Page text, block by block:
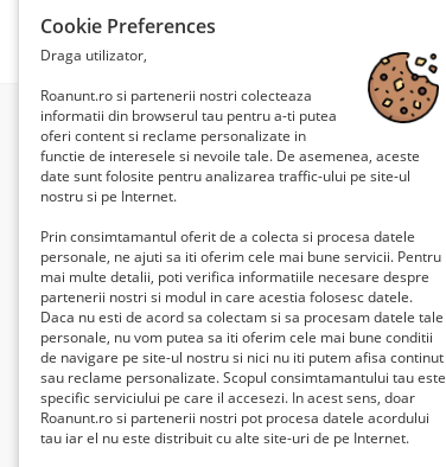
Acceda
Mobil: +40722327570
Cookie Preferences
Draga utilizator,
Roanunt.ro si partenerii nostri colecteaza
informatii din browserul tau pentru a-ti putea
oferi content si reclame personalizate in
functie de interesele si nevoile tale. De asemenea, aceste
date sunt folosite pentru analizarea traffic-ului pe site-ul
nostru si pe Internet.
Prin consimtamantul oferit de a colecta si procesa datele
personale, ne ajuti sa iti oferim cele mai bune servicii. Pentru
mai multe detalii, poti verifica informatiile necesare despre
partenerii nostri si modul in care acestia folosesc datele.
Daca nu esti de acord sa colectam si sa procesam datele tale
personale, nu vom putea sa iti oferim cele mai bune conditii
de navigare pe site-ul nostru si nici nu iti putem afisa continut
sau reclame personalizate. Scopul consimtamantului tau este
specific serviciului pe care il accesezi. In acest sens, doar
Roanunt.ro si partenerii nostri pot procesa datele acordului
tau iar el nu este distribuit cu alte site-uri de pe Internet.